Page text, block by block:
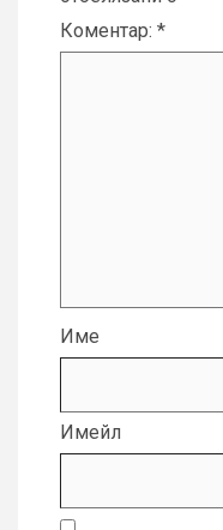
Коментар: *
Име
Имейл